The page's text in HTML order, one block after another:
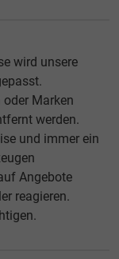
wird unsere
oder Marken
werden.
und immer ein
Angebote
reagieren.